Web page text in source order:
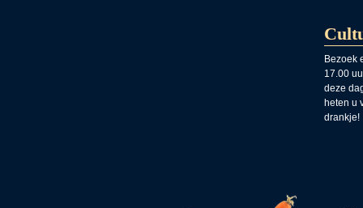
Bezoek
17.00
deze
heten u
drankje!